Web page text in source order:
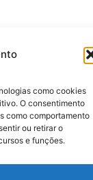
como cookies
O consentimento
como comportamento
ou retirar o
e funções.